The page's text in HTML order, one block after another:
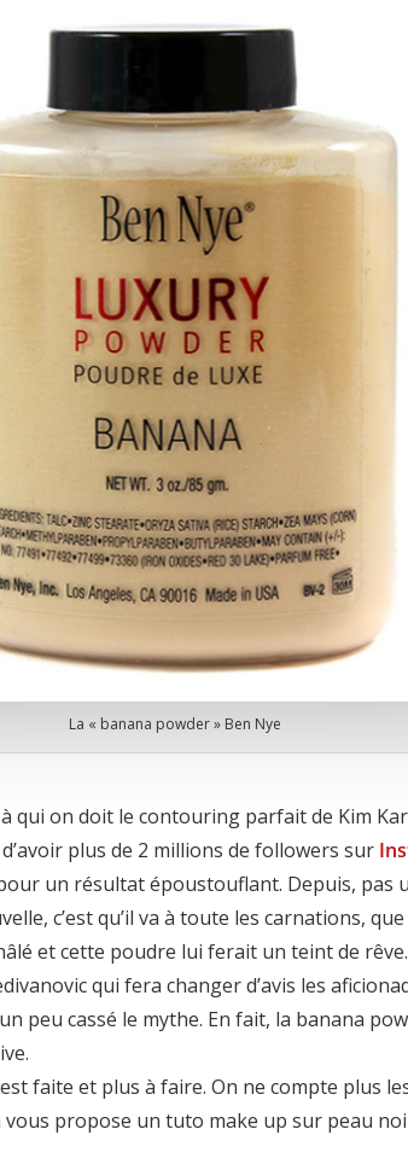
La « banana powder » Ben Nye
on doit le contouring parfait de Kim
plus de 2 millions de followers sur
un résultat époustouflant. Depuis, pas
c’est qu’il va à toute les carnations,
et cette poudre lui ferait un teint de rêve.
qui fera changer d’avis les
peu cassé le mythe. En fait, la banana
faite et plus à faire. On ne compte plus
vous propose un tuto make up sur peau